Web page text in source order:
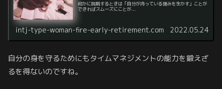
何かに挑戦するときは「自分が持っている強みを生かす」ことが
できればスムーズにことが...
intj-type-woman-fire-early-retirement.com 2022.05.24
自分の身を守るためにもタイムマネジメントの能力を鍛えざ
るを得ないのですね。